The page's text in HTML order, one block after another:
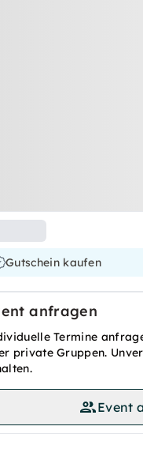
Gutschein kaufen
anfragen
Termine
private Gruppen.
Event